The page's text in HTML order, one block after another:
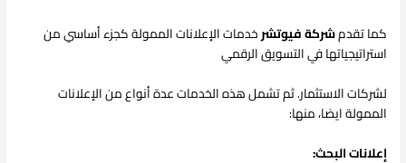
كما تقدمشركة فيوتشرخدمات الإعلانات الممولة كجزء أساسي من
استراتيجياتها في التسويق الرقمي
لشركات الاستثمار. ثم تشمل هذه الخدمات عدة أنواع من الإعلانات
الممولة ايضا، منها:
إعلانات البحث: